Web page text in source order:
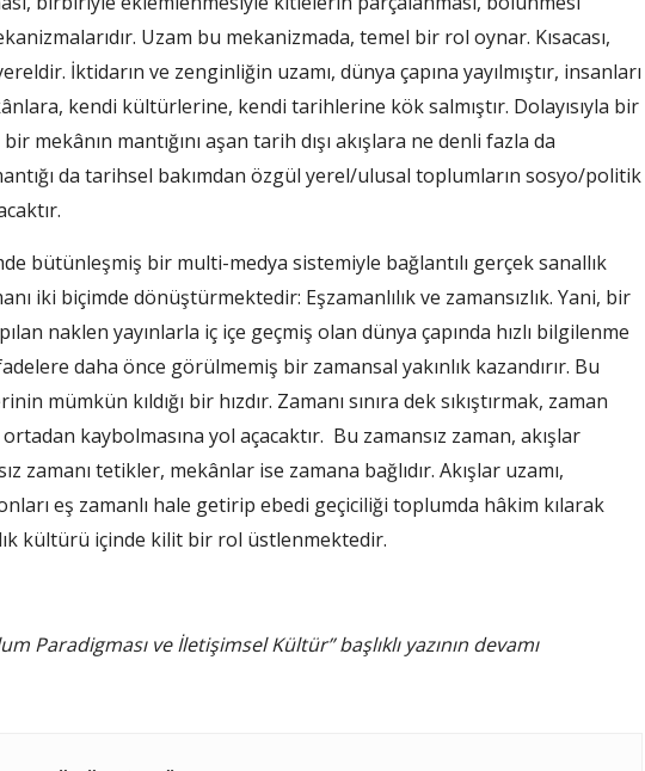
Uzam bu mekanizmada, temel bir rol oynar. Kısacası,
İktidarın ve zenginliğin uzamı, dünya çapına yayılmıştır, insanları
kendi kültürlerine, kendi tarihlerine kök salmıştır. Dolayısıyla bir
mekânın mantığını aşan tarih dışı akışlara ne denli fazla da
da tarihsel bakımdan özgül yerel/ulusal toplumların sosyo/politik
bütünleşmiş bir multi-medya sistemiyle bağlantılı gerçek sanallık
iki biçimde dönüştürmektedir: Eşzamanlılık ve zamansızlık. Yani, bir
naklen yayınlarla iç içe geçmiş olan dünya çapında hızlı bilgilenme
daha önce görülmemiş bir zamansal yakınlık kazandırır. Bu
mümkün kıldığı bir hızdır. Zamanı sınıra dek sıkıştırmak, zaman
ortadan kaybolmasına yol açacaktır. Bu zamansız zaman, akışlar
zamanı tetikler, mekânlar ise zamana bağlıdır. Akışlar uzamı,
eş zamanlı hale getirip ebedi geçiciliği toplumda hâkim kılarak
kültürü içinde kilit bir rol üstlenmektedir.
Paradigması ve İletişimsel Kültür” başlıklı yazının devamı